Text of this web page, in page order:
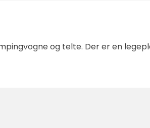
og telte. Der er en